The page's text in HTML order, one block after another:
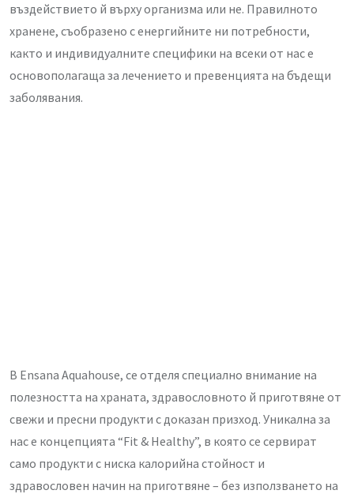
въздействието й върху организма или не. Правилното
хранене, съобразено с енергийните ни потребности,
както и индивидуалните специфики на всеки от нас е
основополагаща за лечението и превенцията на бъдещи
заболявания.
В Ensana Aquahouse, се отделя специално внимание на
полезността на храната, здравословното й приготвяне от
свежи и пресни продукти с доказан призход. Уникална за
нас е концепцията “Fit & Healthy”, в която се сервират
само продукти с ниска калорийна стойност и
здравословен начин на приготвяне – без използването на